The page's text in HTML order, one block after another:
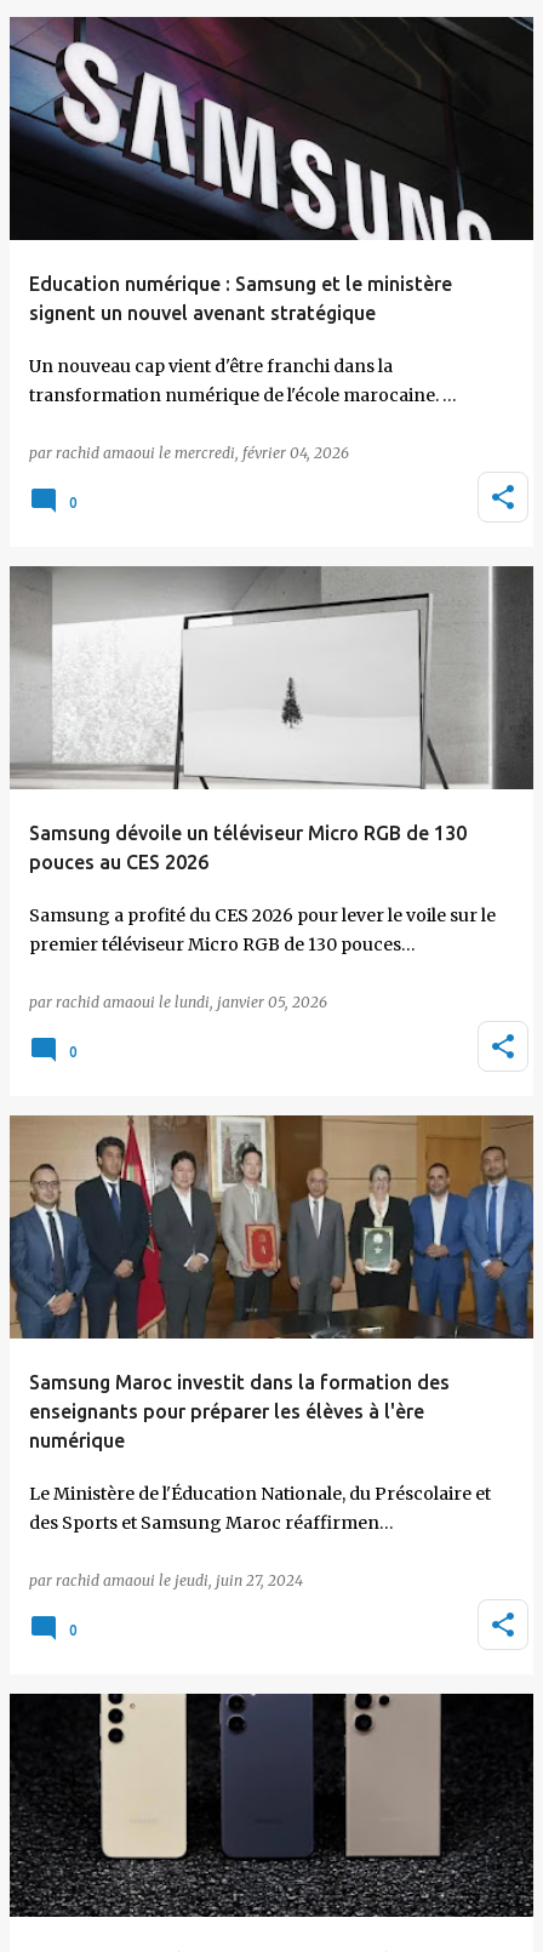
Education numérique : Samsung et le ministère
signent un nouvel avenant stratégique
Un nouveau cap vient d'être franchi dans la
transformation numérique de l'école marocaine. …
par rachid amaoui le mercredi, février 04, 2026
0
Samsung dévoile un téléviseur Micro RGB de 130
pouces au CES 2026
Samsung a profité du CES 2026 pour lever le voile sur le
premier téléviseur Micro RGB de 130 pouces…
par rachid amaoui le lundi, janvier 05, 2026
0
Samsung Maroc investit dans la formation des
enseignants pour préparer les élèves à l'ère
numérique
Le Ministère de l'Éducation Nationale, du Préscolaire et
des Sports et Samsung Maroc réaffirmen…
par rachid amaoui le jeudi, juin 27, 2024
0